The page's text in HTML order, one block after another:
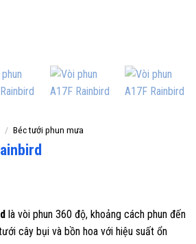
/ Béc tưới phun mưa
là vòi phun 360 độ, khoảng cách phun đến
cây bụi và bồn hoa với hiệu suất ổn